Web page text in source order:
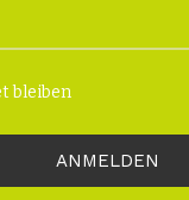
bleiben